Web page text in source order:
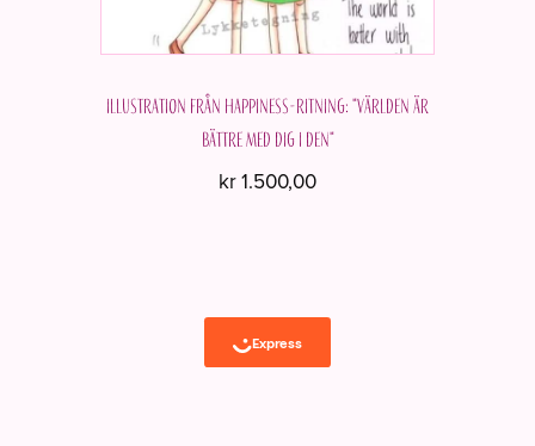
Illustration från Happiness-ritning: "Världen är
bättre med dig i den"
kr1.500,00